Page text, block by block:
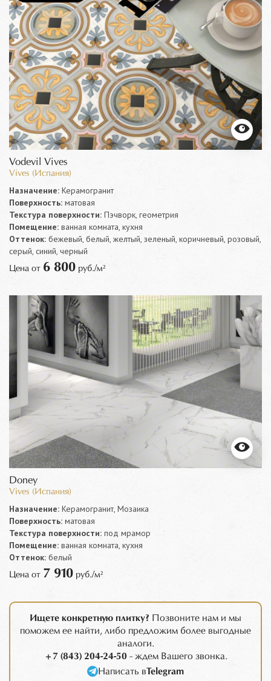
Vodevil Vives
Vives (Испания)
Назначение: Керамогранит
Поверхность: матовая
Текстура поверхности: Пэчворк, геометрия
Помещение: ванная комната, кухня
Оттенок: бежевый, белый, желтый, зеленый, коричневый, розовый,
серый, синий, черный
Цена от 6 800 руб./м²
Doney
Vives (Испания)
Назначение: Керамогранит, Мозаика
Поверхность: матовая
Текстура поверхности: под мрамор
Помещение: ванная комната, кухня
Оттенок: белый
Цена от 7 910 руб./м²
Ищете конкретную плитку? Позвоните нам и мы
поможем ее найти, либо предложим более выгодные
аналоги.
+7 (843) 204-24-50 - ждем Вашего звонка.
Написать вTelegram